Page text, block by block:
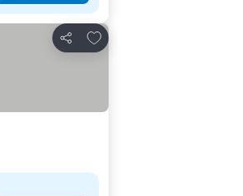
Compartir
Agregar a favoritos